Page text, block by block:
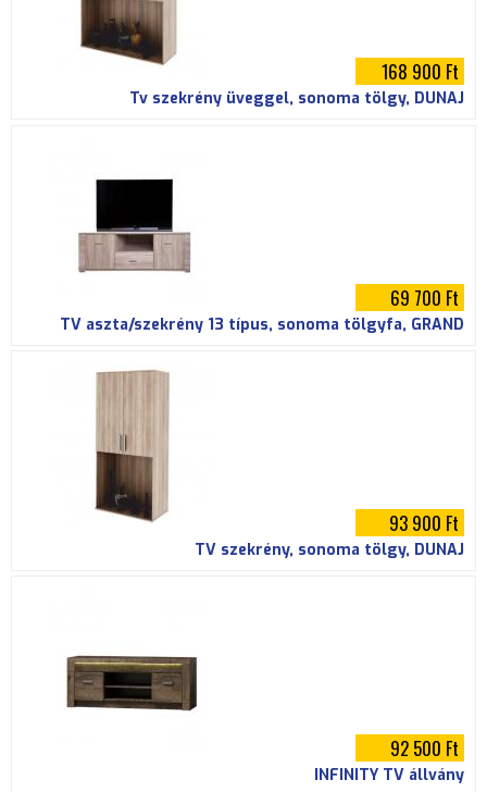
168 900 Ft
Tv szekrény üveggel, sonoma tölgy, DUNAJ
69 700 Ft
TV aszta/szekrény 13 típus, sonoma tölgyfa, GRAND
93 900 Ft
TV szekrény, sonoma tölgy, DUNAJ
92 500 Ft
INFINITY TV állvány